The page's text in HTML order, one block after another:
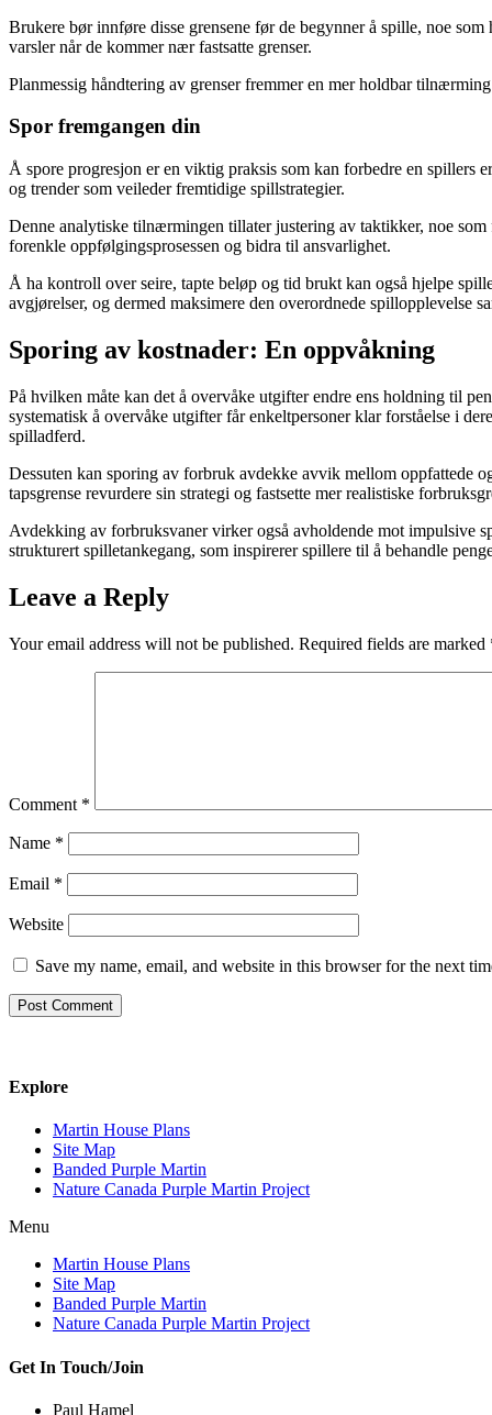
Brukere bør innføre disse grensene før de begynner å spille, noe
varsler når de kommer nær fastsatte grenser.
Planmessig håndtering av grenser fremmer en mer holdbar
Spor fremgangen din
Å spore progresjon er en viktig praksis som kan forbedre en
og trender som veileder fremtidige spillstrategier.
Denne analytiske tilnærmingen tillater justering av taktikker, noe
forenkle oppfølgingsprosessen og bidra til ansvarlighet.
Å ha kontroll over seire, tapte beløp og tid brukt kan også hjelpe
avgjørelser, og dermed maksimere den overordnede spillopplevelse
Sporing av kostnader: En oppvåkning
På hvilken måte kan det å overvåke utgifter endre ens holdning til
systematisk å overvåke utgifter får enkeltpersoner klar forståelse i
spilladferd.
Dessuten kan sporing av forbruk avdekke avvik mellom oppfattede
tapsgrense revurdere sin strategi og fastsette mer realistiske
Avdekking av forbruksvaner virker også avholdende mot impulsive
strukturert spilletankegang, som inspirerer spillere til å behandle
Leave a Reply
Your email address will not be published. Required fields are marked
Comment *
Name *
Email *
Website
Save my name, email, and website in this browser for the next
Explore
Martin House Plans
Site Map
Banded Purple Martin
Nature Canada Purple Martin Project
Menu
Martin House Plans
Site Map
Banded Purple Martin
Nature Canada Purple Martin Project
Get In Touch/Join
Paul Hamel